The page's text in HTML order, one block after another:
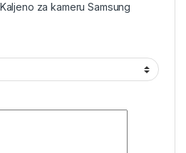
za kameru Samsung